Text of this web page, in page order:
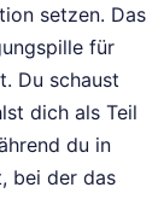
setzen. Das
für
Du schaust
dich als Teil
du in
bei der das